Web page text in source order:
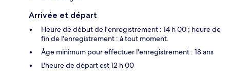
Arrivée et départ
Heure de début de l'enregistrement : 14 h 00 ; heure de
fin de l'enregistrement : à tout moment.
Âge minimum pour effectuer l'enregistrement : 18 ans
L'heure de départ est 12 h 00